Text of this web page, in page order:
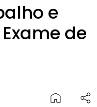
e
de